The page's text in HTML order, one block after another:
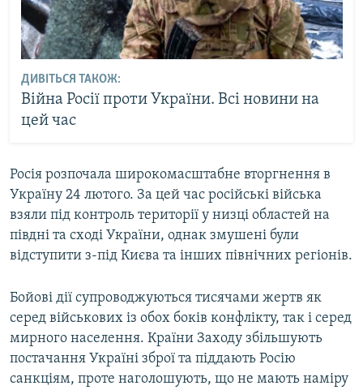
ДИВІТЬСЯ ТАКОЖ:
Війна Росії проти України. Всі новини на
цей час
Росія розпочала широкомасштабне вторгнення в
Україну 24 лютого. За цей час російські війська
взяли під контроль території у низці областей на
півдні та сході України, однак змушені були
відступити з-під Києва та інших північних регіонів.
Бойові дії супроводжуються тисячами жертв як
серед військових із обох боків конфлікту, так і серед
мирного населення. Країни Заходу збільшують
постачання Україні зброї та піддають Росію
санкціям, проте наголошують, що не мають наміру